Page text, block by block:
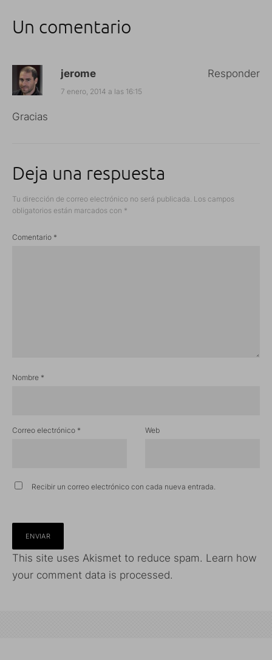
Un comentario
jerome
7 enero, 2014 a las 16:15
Gracias
Responder
Deja una respuesta
Tu dirección de correo electrónico no será publicada. Los campos
obligatorios están marcados con *
Comentario *
Nombre *
Correo electrónico * Web
Recibir un correo electrónico con cada nueva entrada.
This site uses Akismet to reduce spam. Learn how
your comment data is processed.